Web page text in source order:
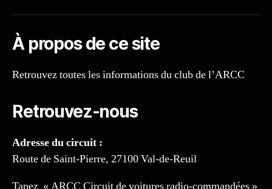
À propos de ce site
Retrouvez toutes les informations du club de l’ARCC
Retrouvez-nous
Adresse du circuit :
Route de Saint-Pierre, 27100 Val-de-Reuil